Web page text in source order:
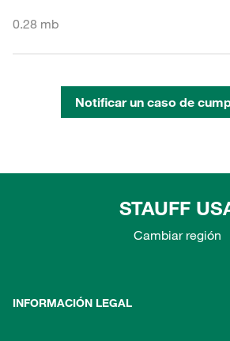
0.28 mb
Notificar un caso de
STAUFF
Cambiar región
INFORMACIÓN LEGAL